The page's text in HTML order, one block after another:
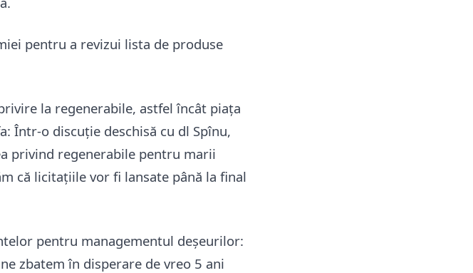
pentru a revizui lista de produse
la regenerabile, astfel încât piața
Într-o discuție deschisă cu dl Spînu,
privind regenerabile pentru marii
că licitațiile vor fi lansate până la final
pentru managementul deșeurilor:
zbatem în disperare de vreo 5 ani